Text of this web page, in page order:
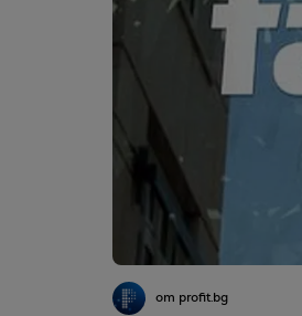
от profit.bg